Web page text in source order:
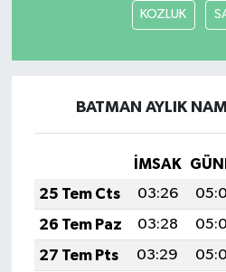
KOZLUK
BATMAN AYLIK
İMSAK
25 Tem Cts
03:26
26 Tem Paz
03:28
27 Tem Pts
03:29